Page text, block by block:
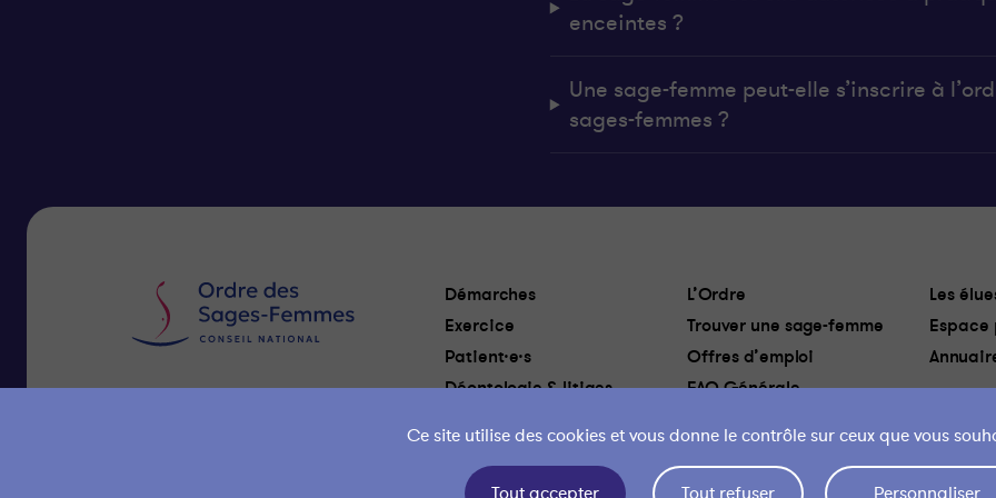
enceintes ?
Une sage-femme peut-elle s’inscrire à
sages-femmes ?
Démarches
Exercice
Patient·e·s
Déontologie & litiges
L’Ordre
Trouver une sage-femme
Offres d’emploi
FAQ Générale
Les
Espace
Gestion des cookiesLiens utilesMentions légalesPolitique de confidentialitéMon
Ce site utilise des cookies et vous donne le contrôle sur ceux que vous
Tout accepter Tout refuser Personnaliser